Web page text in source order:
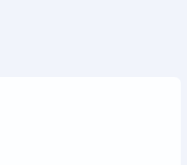
Lyndon, ist daran schuld.